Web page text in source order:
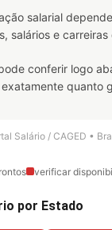
salarial
salários e carreiras
conferir logo
quanto
Salário / CAGED •
verificar
por Estado